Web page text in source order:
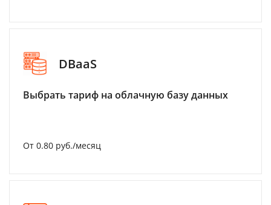
DBaaS
Выбрать тариф на облачную базу данных
От 0.80 руб./месяц